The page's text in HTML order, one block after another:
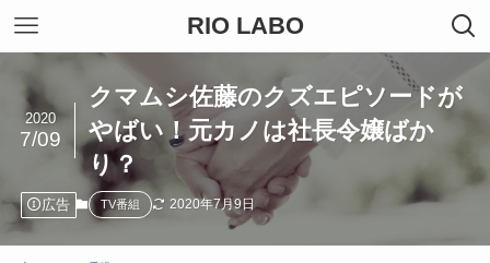
RIO LABO
クマムシ佐藤のクズエピソードが
やばい！元カノは社長令嬢ばか
り？
2020
7/09
広告 TV番組 2020年7月9日